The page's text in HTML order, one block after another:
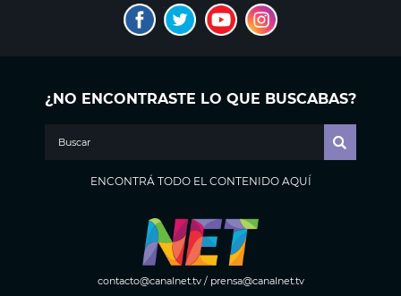
¿NO ENCONTRASTE LO QUE BUSCABAS?
ENCONTRÁ TODO EL CONTENIDO AQUÍ
contacto@canalnet.tv/ prensa@canalnet.tv